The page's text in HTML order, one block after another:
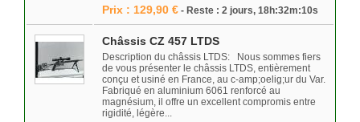
Prix : 129,90 € - Reste : 2 jours, 18h:32m:10s
Châssis CZ 457 LTDS
Description du châssis LTDS: Nous sommes fiers
de vous présenter le châssis LTDS, entièrement
conçu et usiné en France, au c-amp;oelig;ur du Var.
Fabriqué en aluminium 6061 renforcé au
magnésium, il offre un excellent compromis entre
rigidité, légère...